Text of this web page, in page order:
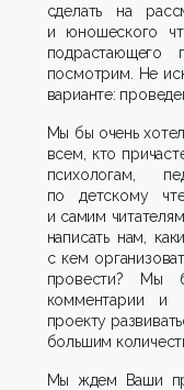
сделать на
и юношеского
посмотрим. Не
варианте:
Мы бы очень
всем, кто
психологам,
по детскому
и самим
написать нам,
с кем
провести? Мы
комментарии и
проекту
большим
Мы ждем Ваши